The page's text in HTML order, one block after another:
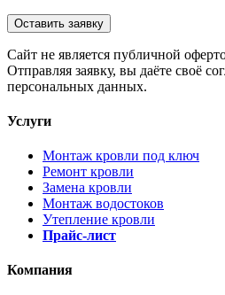
Оставить заявку
Cайт не является публичной
Отправляя заявку, вы даёте своё
персональных данных.
Услуги
Монтаж кровли под ключ
Ремонт кровли
Замена кровли
Монтаж водостоков
Утепление кровли
Прайс-лист
Компания